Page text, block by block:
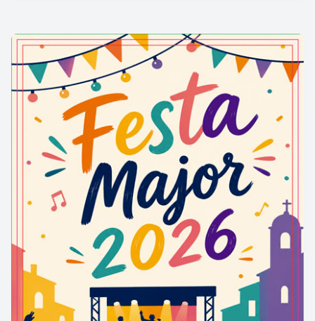
L'esglésiasofrí reformes en el segle XVIII,
especialment a la façana;en aquest moment es
construí el campanar de cadireta de dos ulls
mica desplaçat respecte de l’eix central de l’edifici,
cobert per una petita teulada a quatre vessants,
amb decoració de caps de teula i de dents de serra
sota el ràfec. Amb el temps perdé el caràcter de
parròquia, encara que el cementiri del voltant va ser
utilitzat fins l'any 1874.
Es tracta d’unaesglésia romànica d'una sola nau
rectangular, capçada per un absis semicircular
La
nau està coberta per una volta de
canó
L’absis,amb una coberta molt aplanada
formant un arc carpanell, presenta a l’exterior una